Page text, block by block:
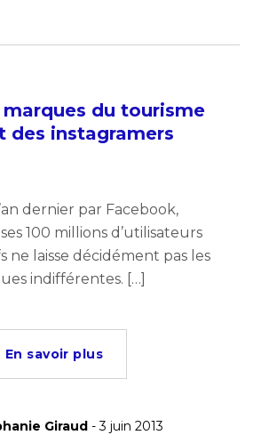
marques du tourisme
des instagramers
dernier par Facebook,
100 millions d’utilisateurs
ne laisse décidément pas les
indifférentes. […]
En savoir plus
Giraud - 3 juin 2013